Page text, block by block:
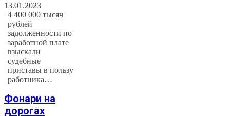
13.01.2023
4 400 000 тысяч
рублей
задолженности по
заработной плате
взыскали
судебные
приставы в пользу
работника…
Фонари на
дорогах